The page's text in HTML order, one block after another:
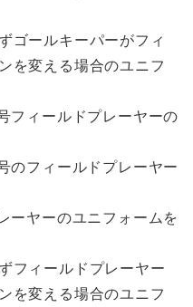
ゴールキーパーがフィ
を変える場合のユニフ
ィールドプレーヤーの
フィールドプレーヤー
ヤーのユニフォームを
フィールドプレーヤー
を変える場合のユニフ